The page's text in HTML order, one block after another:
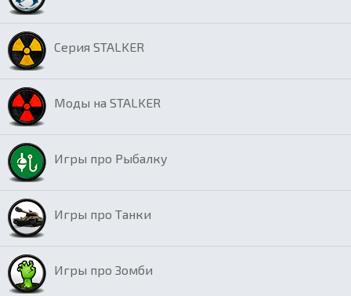
Серия STALKER
Моды на STALKER
Игры про Рыбалку
Игры про Танки
Игры про Зомби